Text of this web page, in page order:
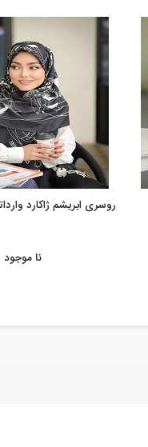
روسری ابریشم ژاکارد
نا موجود